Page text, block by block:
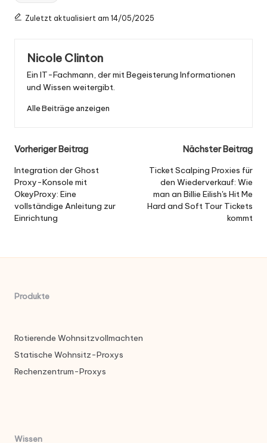
Zuletzt aktualisiert am 14/05/2025
Nicole Clinton
Ein IT-Fachmann, der mit Begeisterung Informationen
und Wissen weitergibt.
Alle Beiträge anzeigen
Nach
der
Navigation
Vorheriger Beitrag
Integration der Ghost
Proxy-Konsole mit
OkeyProxy: Eine
vollständige Anleitung zur
Einrichtung
Nächster Beitrag
Ticket Scalping Proxies für
den Wiederverkauf: Wie
man an Billie Eilish's Hit Me
Hard and Soft Tour Tickets
kommt
Produkte
Rotierende Wohnsitzvollmachten
Statische Wohnsitz-Proxys
Rechenzentrum-Proxys
Wissen